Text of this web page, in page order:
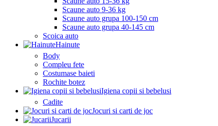
Scaune auto 9-36 kg
Scaune auto grupa 100-150 cm
Scaune auto grupa 40-145 cm
Scoica auto
Hainute
Body
Compleu fete
Costumase baieti
Rochite botez
Igiena copii si bebelusi
Cadite
Jocuri si carti de joc
Jucarii